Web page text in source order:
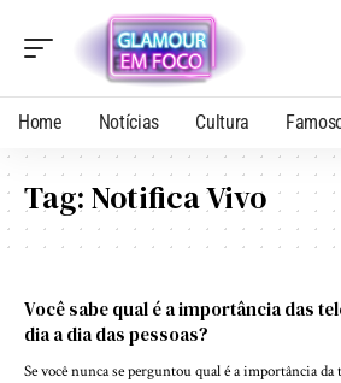
Home Notícias Cultura
Tag:Notifica Vivo
Você sabe qual é a importância das
dia a dia das pessoas?
Se você nunca se perguntou qual é a importância